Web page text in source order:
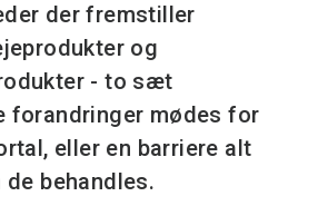
der fremstiller
og
- to sæt
forandringer mødes for
eller en barriere alt
behandles.